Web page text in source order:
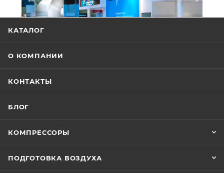
КАТАЛОГ
О КОМПАНИИ
КОНТАКТЫ
БЛОГ
КОМПРЕССОРЫ
ПОДГОТОВКА ВОЗДУХА